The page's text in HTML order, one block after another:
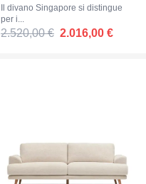
Il divano Singapore si distingue
per i...
2.520,00 € 2.016,00 €